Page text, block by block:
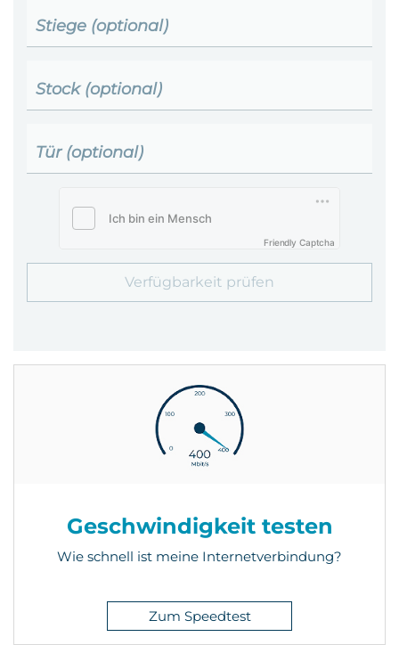
Stiege (optional)
Stock (optional)
Tür (optional)
Friendly Captcha
Geschwindigkeit testen
Wie schnell ist meine Internetverbindung?
Zum Speedtest